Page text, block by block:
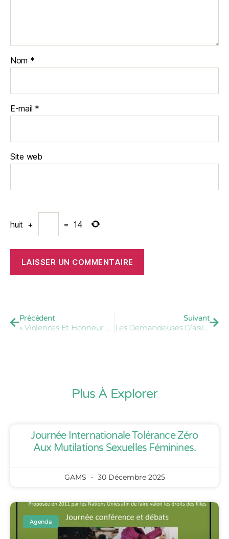
Nom *
E-mail *
Site web
huit + = 14
Précédent
« Violences Et Honneur – Des Violences Spécifiques Faites Aux Femmes » – 27 Juin 2018
Suivant
Les Demandeuses D’asile Et Les Réfugiées Face Aux Violences Racistes, Sexuelles Et Sexistes
Plus À Explorer
Journée Internationale Tolérance Zéro
Aux Mutilations Sexuelles Féminines.
GAMS 30 Décembre 2025
Agenda